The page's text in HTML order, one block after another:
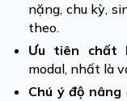
nặng, chu kỳ,
theo.
Ưu tiên chất
modal, nhất là
Chú ý độ nâng